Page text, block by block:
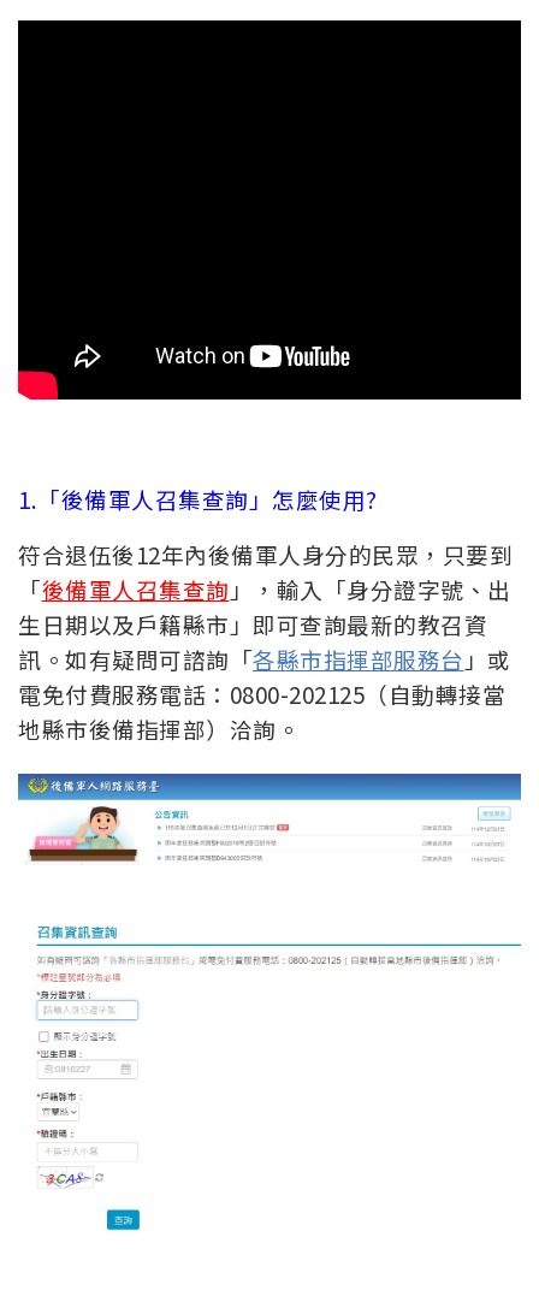
1.「後備軍人召集查詢」怎麼使用?
符合退伍後12年內後備軍人身分的民眾，只要到
「後備軍人召集查詢 」，輸入「身分證字號、出
生日期以及戶籍縣市」即可查詢最新的教召資
訊。如有疑問可諮詢「各縣市指揮部服務台 」或
電免付費服務電話：0800-202125（自動轉接當
地縣市後備指揮部）洽詢。